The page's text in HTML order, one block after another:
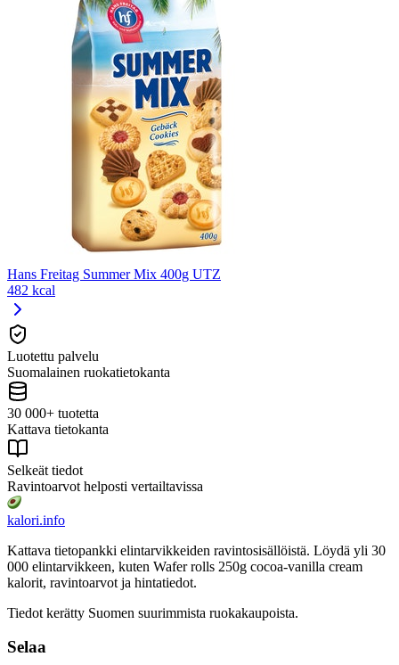
Hans Freitag Summer Mix 400g UTZ
482 kcal
Luotettu palvelu
Suomalainen ruokatietokanta
30 000+ tuotetta
Kattava tietokanta
Selkeät tiedot
Ravintoarvot helposti vertailtavissa
kalori.info
Kattava tietopankki elintarvikkeiden ravintosisällöistä. Löydä yli 30
000 elintarvikkeen, kuten Wafer rolls 250g cocoa-vanilla cream
kalorit, ravintoarvot ja hintatiedot.
Tiedot kerätty Suomen suurimmista ruokakaupoista.
Selaa